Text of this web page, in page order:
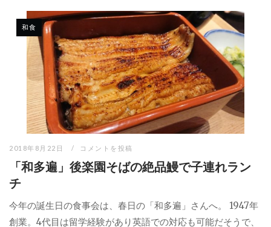
和食
2018年8月22日 コメントを投稿
「和多遍」後楽園そばの絶品鰻で子連れラン
チ
今年の誕生日の食事会は、春日の「和多遍」さんへ。 1947年
創業。4代目は留学経験があり英語での対応も可能だそうで、